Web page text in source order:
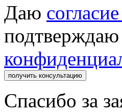
Даю
подтверждаю
получить консультацию
Спасибо за